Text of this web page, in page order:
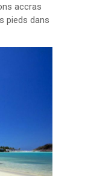
accras
pieds dans